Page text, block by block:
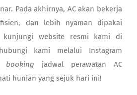
Pada akhirnya, AC akan bekerja
dan lebih nyaman dipakai
kunjungi website resmi kami di
kami melalui Instagram
booking jadwal perawatan AC
hunian yang sejuk hari ini!